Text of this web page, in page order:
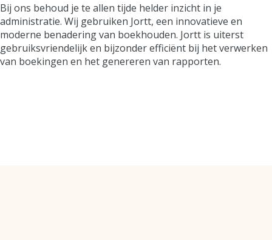
Bij ons behoud je te allen tijde helder inzicht in je
administratie. Wij gebruiken Jortt, een innovatieve en
moderne benadering van boekhouden. Jortt is uiterst
gebruiksvriendelijk en bijzonder efficiënt bij het verwerken
van boekingen en het genereren van rapporten.